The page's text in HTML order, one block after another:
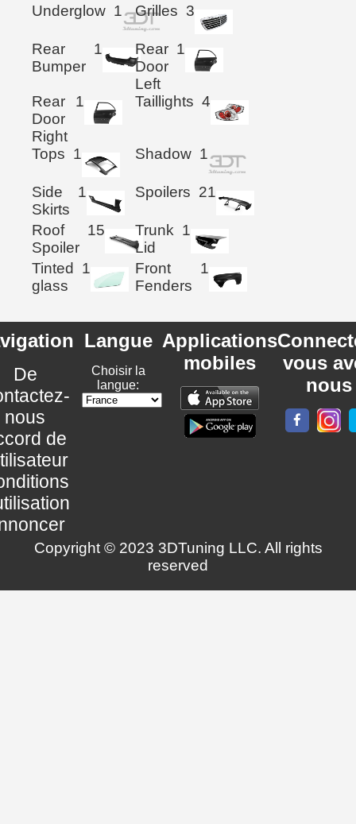
Underglow 1 Grilles 3
Rear
Bumper
1
Rear
Door
Left
1
Rear
Door
Right
1 Taillights 4
Tops 1 Shadow 1
Side
Skirts
1 Spoilers 21
Roof
Spoiler
15
Trunk
Lid
1
Tinted
glass
1
Front
Fenders
1
De
nous
de
Langue
Choisir la
langue:
Applications
mobiles
vous
nous
Copyright © 2023 3DTuning LLC. All rights
reserved